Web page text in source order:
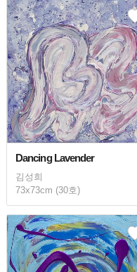
Dancing Lavender
김성희
73x73cm (30호)